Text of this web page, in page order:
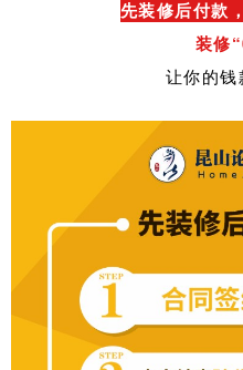
先装修后付款
装修
让你的